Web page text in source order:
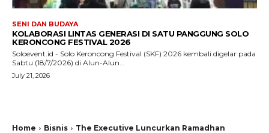
SENI DAN BUDAYA
KOLABORASI LINTAS GENERASI DI SATU PANGGUNG SOLO
KERONCONG FESTIVAL 2026
Soloevent.id - Solo Keroncong Festival (SKF) 2026 kembali digelar pada
Sabtu (18/7/2026) di Alun-Alun...
July 21, 2026